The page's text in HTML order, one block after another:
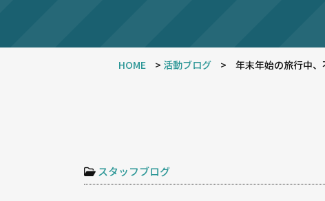
HOME > 活動ブログ > 年末年始の旅行中
スタッフブログ